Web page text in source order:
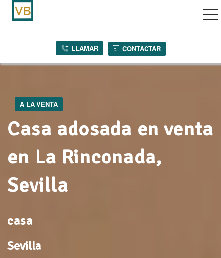
por palanca
LLAMAR CONTACTAR
A LA VENTA
Casa adosada en venta
en La Rinconada,
Sevilla
casa
Sevilla
LLAMAR CONTACTAR